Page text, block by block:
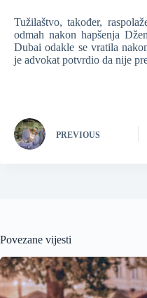
Tužilaštvo, također,
odmah nakon hapšenja
Dubai odakle se vratila
je advokat potvrdio da nije
PREVIOUS
Povezane vijesti